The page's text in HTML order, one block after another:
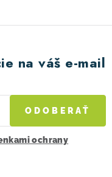
na váš e-mail
ochrany
ODOBERAŤ